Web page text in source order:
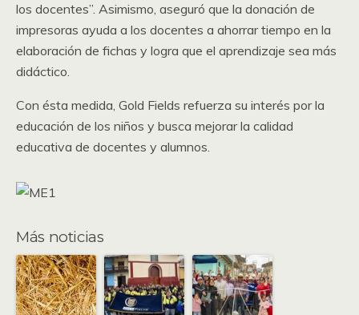
los docentes”. Asimismo, aseguró que la donación de
impresoras ayuda a los docentes a ahorrar tiempo en la
elaboración de fichas y logra que el aprendizaje sea más
didáctico.
Con ésta medida, Gold Fields refuerza su interés por la
educación de los niños y busca mejorar la calidad
educativa de docentes y alumnos.
Más noticias